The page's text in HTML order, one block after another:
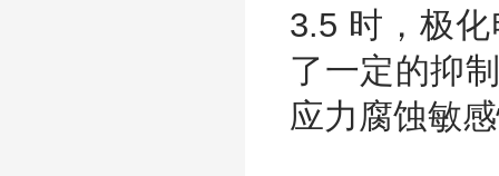
3.5 时，极
了一定的抑
应力腐蚀敏